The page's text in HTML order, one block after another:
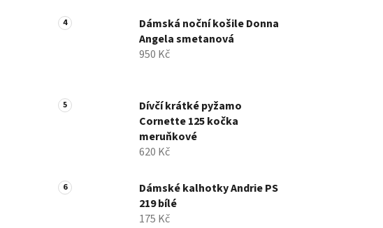
Dámská noční košile Donna
Angela smetanová
950 Kč
Dívčí krátké pyžamo
Cornette 125 kočka
meruňkové
620 Kč
Dámské kalhotky Andrie PS
219 bílé
175 Kč